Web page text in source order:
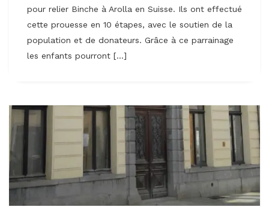
pour relier Binche à Arolla en Suisse. Ils ont effectué
cette prouesse en 10 étapes, avec le soutien de la
population et de donateurs. Grâce à ce parrainage
les enfants pourront […]